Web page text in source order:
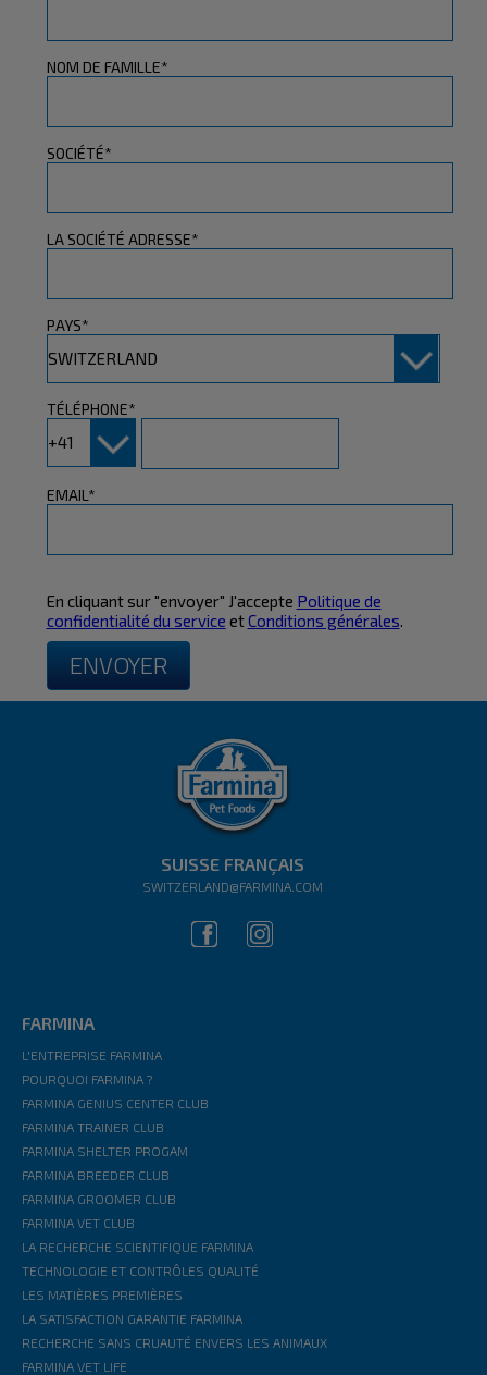
NOM DE FAMILLE*
SOCIÉTÉ*
LA SOCIÉTÉ ADRESSE*
PAYS*
TÉLÉPHONE*
EMAIL*
En cliquant sur "envoyer" J'accepte Politique de
confidentialité du service etConditions générales
SUISSE FRANÇAIS
SWITZERLAND@FARMINA.COM
FARMINA
L'ENTREPRISE FARMINA
POURQUOI FARMINA ?
FARMINA GENIUS CENTER CLUB
FARMINA TRAINER CLUB
FARMINA SHELTER PROGAM
FARMINA BREEDER CLUB
FARMINA GROOMER CLUB
FARMINA VET CLUB
LA RECHERCHE SCIENTIFIQUE FARMINA
TECHNOLOGIE ET CONTRÔLES QUALITÉ
LES MATIÈRES PREMIÈRES
LA SATISFACTION GARANTIE FARMINA
RECHERCHE SANS CRUAUTÉ ENVERS LES ANIMAUX
FARMINA VET LIFE